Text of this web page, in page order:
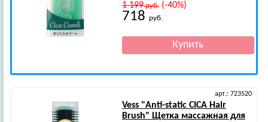
1 199руб.(-40%)
718 руб.
арт.: 723520
Vess"Anti-static CICA Hair
Brush" Щетка массажная для